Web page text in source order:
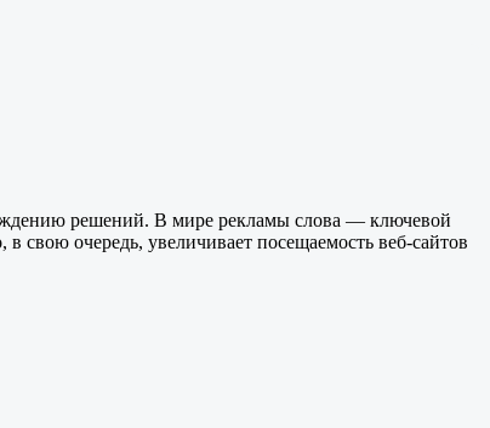
решений. В мире рекламы слова — ключевой
очередь, увеличивает посещаемость веб-сайтов